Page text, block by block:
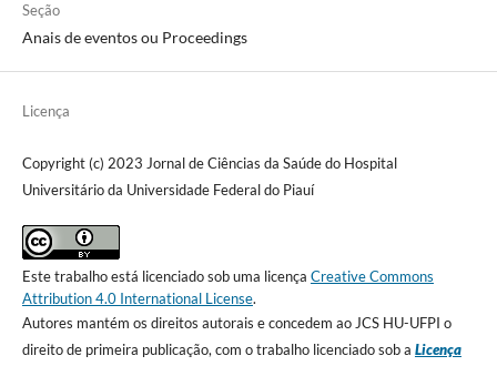
Seção
Anais de eventos ou Proceedings
Licença
Copyright (c) 2023 Jornal de Ciências da Saúde do Hospital
Universitário da Universidade Federal do Piauí
Este trabalho está licenciado sob uma licença Creative Commons
Attribution 4.0 International License.
Autores mantém os direitos autorais e concedem ao JCS HU-UFPI o
direito de primeira publicação, com o trabalho licenciado sob a Licença